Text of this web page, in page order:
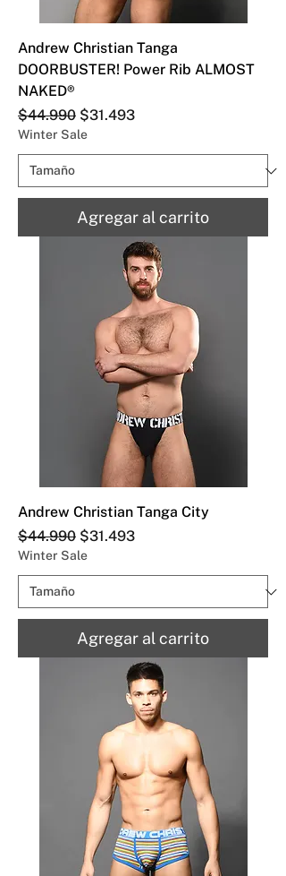
Andrew Christian Tanga
DOORBUSTER! Power Rib ALMOST
NAKED®
Precio
$44.990 Precio de oferta
$31.493
Winter Sale
Agregar al carrito
Andrew Christian Tanga City
Precio
$44.990 Precio de oferta
$31.493
Winter Sale
Agregar al carrito